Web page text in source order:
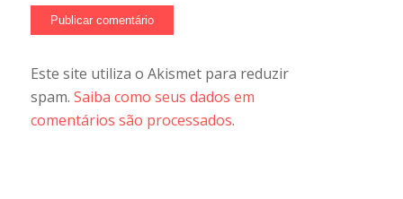
Este site utiliza o Akismet para reduzir
spam. Saiba como seus dados em
comentários são processados.